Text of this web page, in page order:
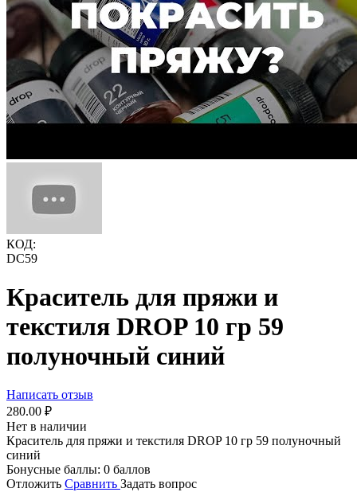
КОД:
DC59
Краситель для пряжи и
текстиля DROP 10 гр 59
полуночный синий
Написать отзыв
280.00 ₽
Нет в наличии
Краситель для пряжи и текстиля DROP 10 гр 59 полуночный
синий
Бонусные баллы: 0 баллов
Отложить Сравнить Задать вопрос